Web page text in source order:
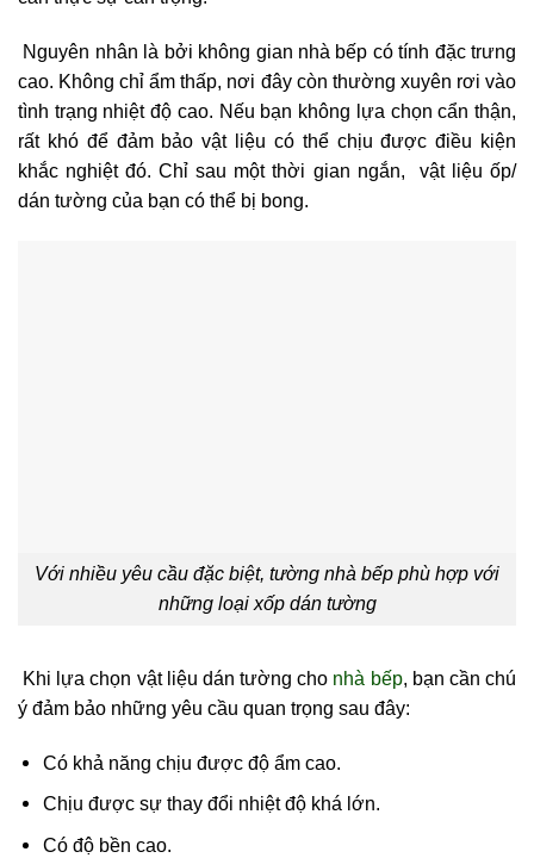
Nguyên nhân là bởi không gian nhà bếp có tính đặc trưng
cao. Không chỉ ẩm thấp, nơi đây còn thường xuyên rơi vào
tình trạng nhiệt độ cao. Nếu bạn không lựa chọn cẩn thận,
rất khó để đảm bảo vật liệu có thể chịu được điều kiện
khắc nghiệt đó. Chỉ sau một thời gian ngắn, vật liệu ốp/
dán tường của bạn có thể bị bong.
Với nhiều yêu cầu đặc biệt, tường nhà bếp phù hợp với
những loại xốp dán tường
Khi lựa chọn vật liệu dán tường cho nhà bếp, bạn cần chú
ý đảm bảo những yêu cầu quan trọng sau đây:
Có khả năng chịu được độ ẩm cao.
Chịu được sự thay đổi nhiệt độ khá lớn.
Có độ bền cao.